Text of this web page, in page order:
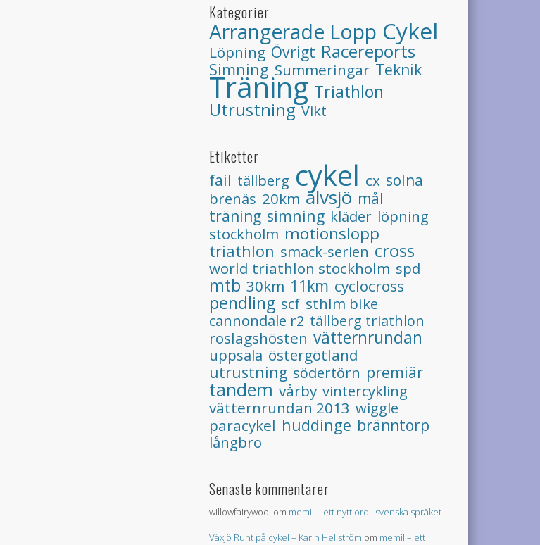
Kategorier
Arrangerade Lopp Cykel
Löpning Övrigt Racereports
Simning Summeringar Teknik
Träning Triathlon
Utrustning Vikt
Etiketter
fail tällberg cykel cx solna
brenäs 20km älvsjö mål
träning simning kläder löpning
stockholm motionslopp
triathlon smack-serien cross
world triathlon stockholm spd
mtb 30km 11km cyclocross
pendling scf sthlm bike
cannondale r2 tällberg triathlon
roslagshösten vätternrundan
uppsala östergötland
utrustning södertörn premiär
tandem vårby vintercykling
vätternrundan 2013 wiggle
paracykel huddinge bränntorp
långbro
Senaste kommentarer
willowfairywool om memil – ett nytt ord i svenska språket
Växjö Runt på cykel – Karin Hellström om memil – ett